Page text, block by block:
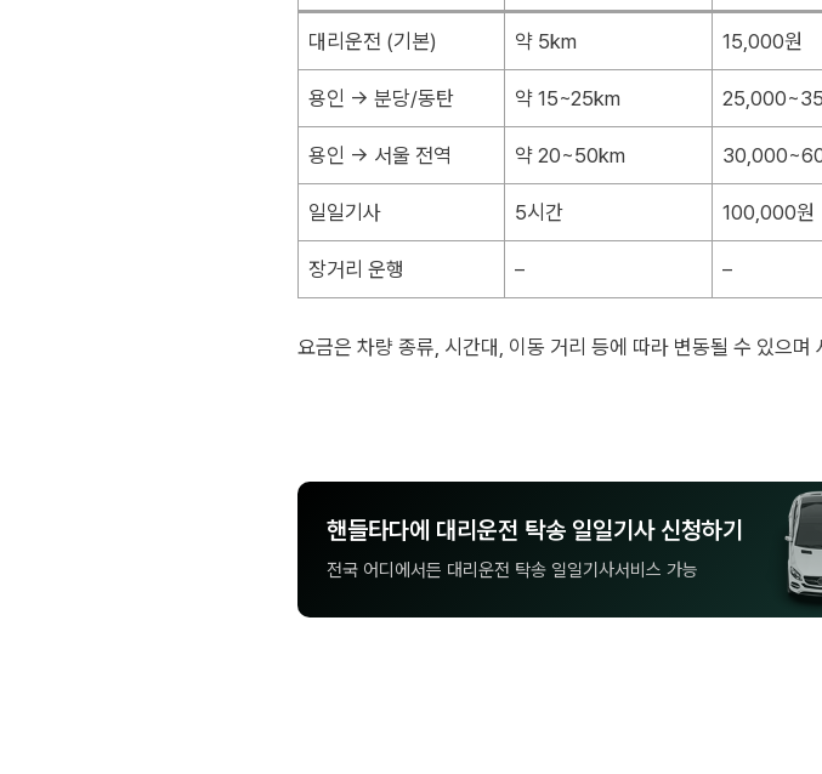
대리운전 (기본) 약 5km 15,000원
용인 → 분당/동탄 약 15~25km
용인 → 서울 전역 약 20~50km
일일기사 5시간 100,000원
장거리 운행 – –
요금은 차량 종류, 시간대, 이동 거리 등에 따라 변동될 수 있으며
핸들타다에 대리운전 탁송 일일기사 신청하기
전국 어디에서든 대리운전 탁송 일일기사서비스 가능